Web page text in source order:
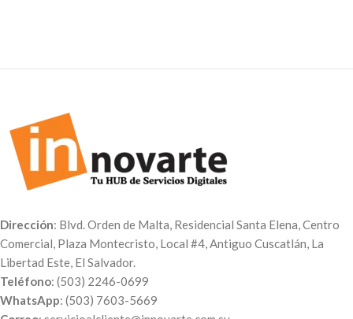
Dirección: Blvd. Orden de Malta, Residencial Santa Elena, Centro
Comercial, Plaza Montecristo, Local #4, Antiguo Cuscatlán, La
Libertad Este, El Salvador.
Teléfono: (503) 2246-0699
WhatsApp: (503) 7603-5669